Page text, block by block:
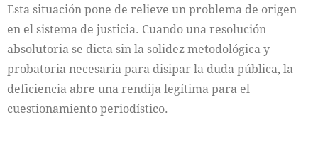
Esta situación pone de relieve un problema de origen
en el sistema de justicia. Cuando una resolución
absolutoria se dicta sin la solidez metodológica y
probatoria necesaria para disipar la duda pública, la
deficiencia abre una rendija legítima para el
cuestionamiento periodístico.